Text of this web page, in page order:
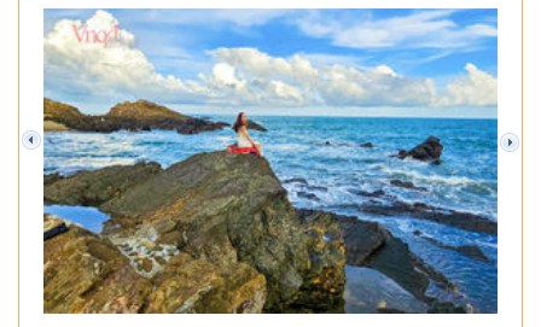
prev next